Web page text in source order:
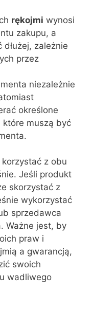
rękojmi wynosi
zakupu, a
dłużej, zależnie
przez
niezależnie
określone
które muszą być
z obu
Jeśli produkt
skorzystać z
wykorzystać
sprzedawca
Ważne jest, by
praw i
a gwarancją,
swoich
wadliwego